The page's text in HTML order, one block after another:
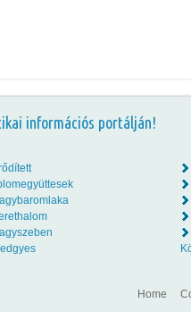
információs portálján!
Home